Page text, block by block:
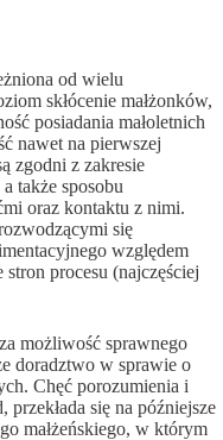
od wielu
skłócenie małżonków,
posiadania małoletnich
nawet na pierwszej
zgodni z zakresie
także sposobu
oraz kontaktu z nimi.
się
względem
procesu (najczęściej
możliwość sprawnego
doradztwo w sprawie o
Chęć porozumienia i
się na późniejsze
małżeńskiego, w którym